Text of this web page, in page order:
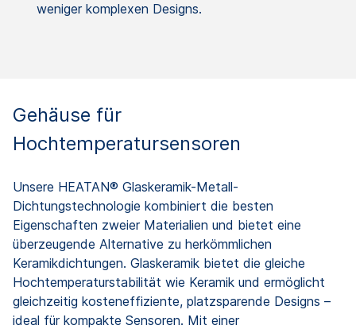
weniger komplexen Designs.
Gehäuse für
Hochtemperatursensoren
Unsere HEATAN® Glaskeramik-Metall-
Dichtungstechnologie kombiniert die besten
Eigenschaften zweier Materialien und bietet eine
überzeugende Alternative zu herkömmlichen
Keramikdichtungen. Glaskeramik bietet die gleiche
Hochtemperaturstabilität wie Keramik und ermöglicht
gleichzeitig kosteneffiziente, platzsparende Designs –
ideal für kompakte Sensoren. Mit einer